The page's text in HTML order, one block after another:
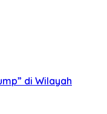
di Wilayah